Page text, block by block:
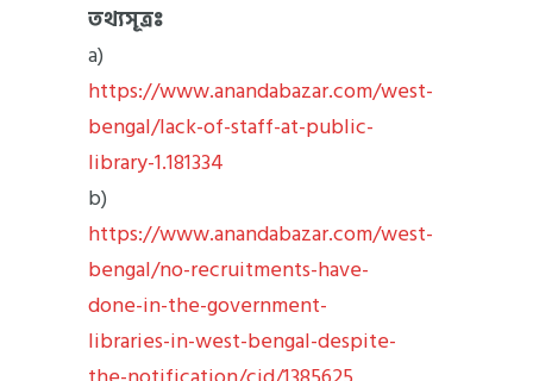
তথ্যসূত্রঃ
a)
https://www.anandabazar.com/west-
bengal/lack-of-staff-at-public-
library-1.181334
b)
https://www.anandabazar.com/west-
bengal/no-recruitments-have-
done-in-the-government-
libraries-in-west-bengal-despite-